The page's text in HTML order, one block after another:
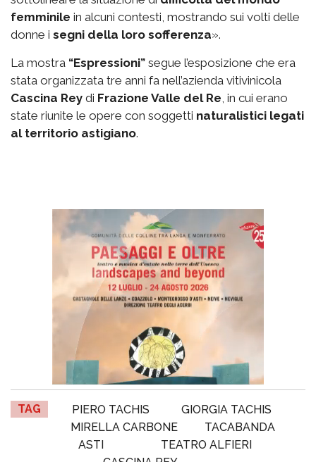
femminile in alcuni contesti, mostrando sui volti delle
donne i segni della loro sofferenza».
La mostra “Espressioni” segue l’esposizione che era
stata organizzata tre anni fa nell’azienda vitivinicola
Cascina Rey di Frazione Valle del Re , in cui erano
state riunite le opere con soggetti naturalistici legati
al territorio astigiano.
TAG PIERO TACHIS
GIORGIA TACHIS
MIRELLA CARBONE
TACABANDA
ASTI
TEATRO ALFIERI